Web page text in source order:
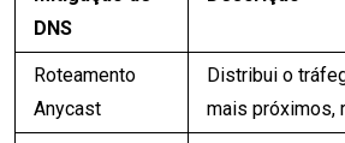
DNS
Roteamento
Anycast
Distribui o
mais próximos,